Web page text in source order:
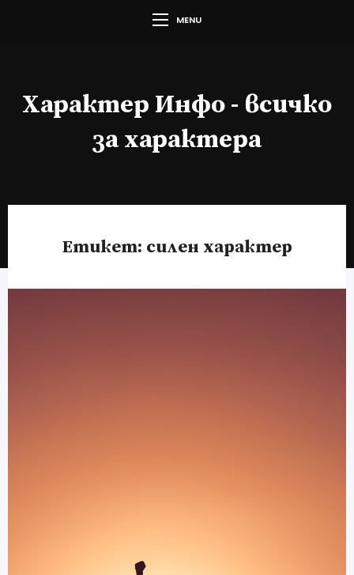
MENU
Характер Инфо - всичко
за характера
Етикет: силен характер